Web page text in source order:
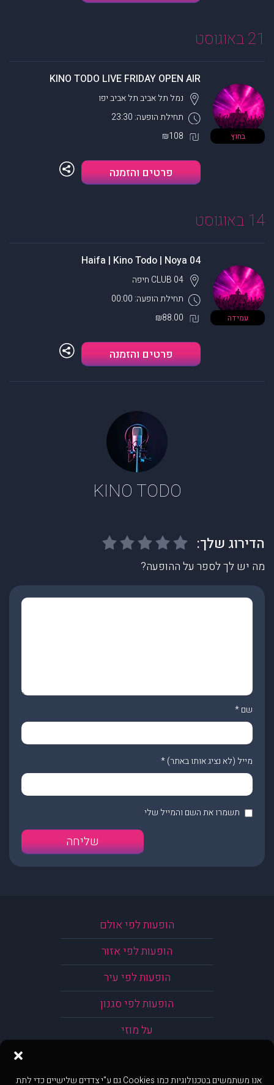
אנו משתמשים בטכנולוגיות כמו Cookies גם ע"י צדדים שלישיים כדי לתת
21 באוגוסט
בחוץ
KINO TODO LIVE FRIDAY OPEN AIR
תחילת הופעה: 23:30
נמל תל אביבתל אביב יפו
₪108
פרטים והזמנה
14 באוגוסט
עמידה
04 Haifa | Kino Todo | Noya
תחילת הופעה: 00:00
CLUB 04 חיפה
₪88.00
פרטים והזמנה
KINO TODO
מה יש לך לספר על ההופעה?
שם*
מייל (לא נציג אותו באתר)*
תשמרו את השם והמייל שלי
הופעות לפי אולם
הופעות לפי אזור
הופעות לפי עיר
הופעות לפי סגנון
על מוזי